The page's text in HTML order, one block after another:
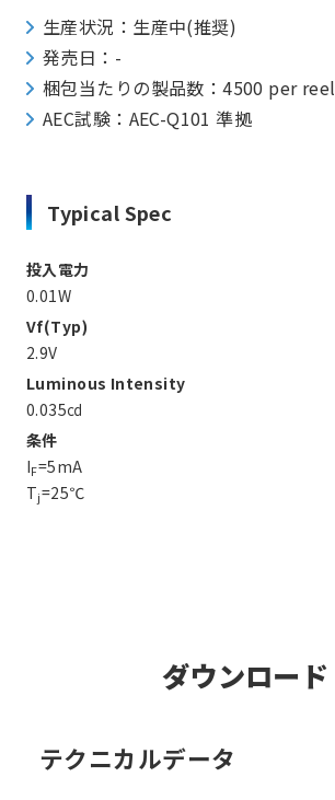
生産状況：生産中(推奨)
発売日：-
梱包当たりの製品数：4500 per reel
AEC試験：AEC-Q101 準拠
Typical Spec
投入電力
0.01W
Vf(Typ)
2.9V
Luminous Intensity
0.035㏅
条件
IF=5mA
Tj=25℃
ダウンロード
テクニカルデータ